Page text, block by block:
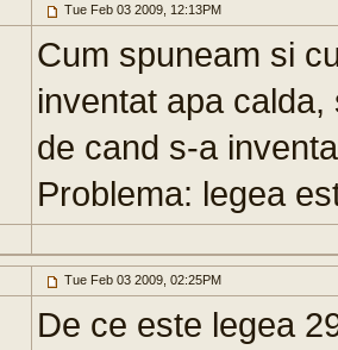
Tue Feb 03 2009, 12:13PM
Cum spuneam si
inventat apa
de cand s-a
Problema: legea
Tue Feb 03 2009, 02:25PM
De ce este legea